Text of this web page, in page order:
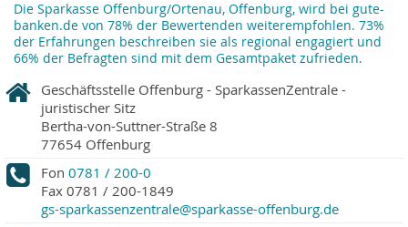
Die Sparkasse Offenburg/Ortenau, Offenburg, wird bei gute-
banken.de von 78% der Bewertenden weiterempfohlen. 73%
der Erfahrungen beschreiben sie als regional engagiert und
66% der Befragten sind mit dem Gesamtpaket zufrieden.
Geschäftsstelle Offenburg - SparkassenZentrale -
juristischer Sitz
Bertha-von-Suttner-Straße 8
77654 Offenburg
Fon 0781 / 200-0
Fax 0781 / 200-1849
gs-sparkassenzentrale@sparkasse-offenburg.de